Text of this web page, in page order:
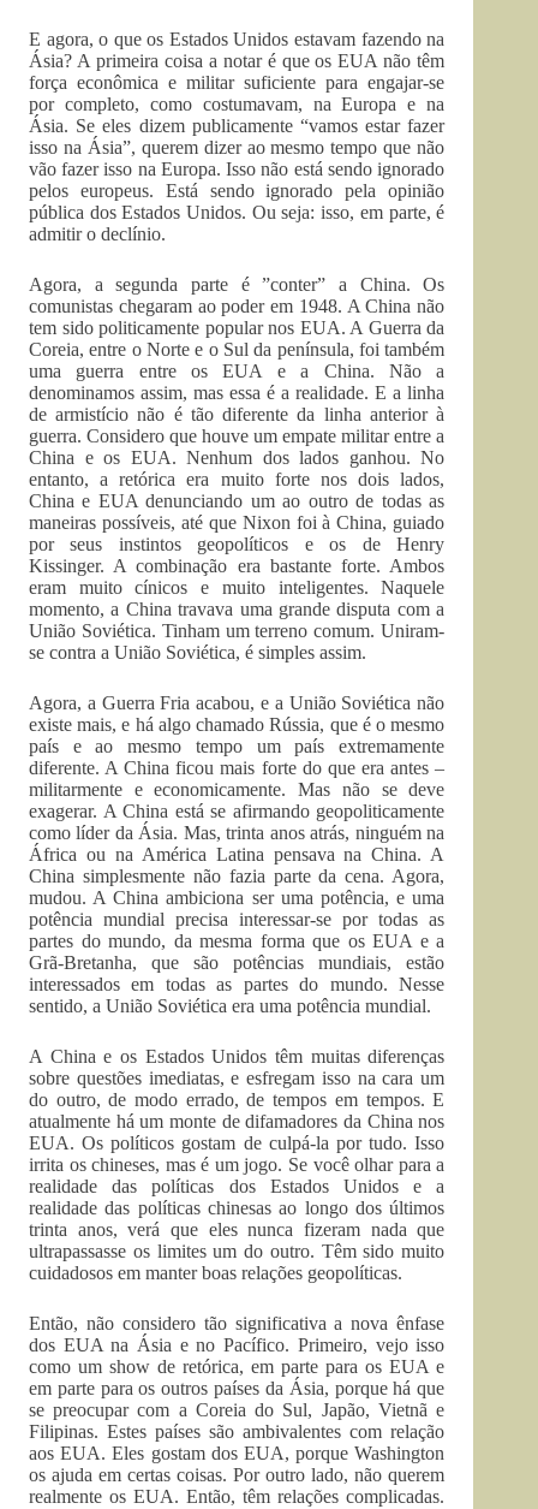
E agora, o que os Estados Unidos estavam fazendo na
Ásia? A primeira coisa a notar é que os EUA não têm
força econômica e militar suficiente para engajar-se
por completo, como costumavam, na Europa e na
Ásia. Se eles dizem publicamente “vamos estar fazer
isso na Ásia”, querem dizer ao mesmo tempo que não
vão fazer isso na Europa. Isso não está sendo ignorado
pelos europeus. Está sendo ignorado pela opinião
pública dos Estados Unidos. Ou seja: isso, em parte, é
admitir o declínio.
Agora, a segunda parte é ”conter” a China. Os
comunistas chegaram ao poder em 1948. A China não
tem sido politicamente popular nos EUA. A Guerra da
Coreia, entre o Norte e o Sul da península, foi também
uma guerra entre os EUA e a China. Não a
denominamos assim, mas essa é a realidade. E a linha
de armistício não é tão diferente da linha anterior à
guerra. Considero que houve um empate militar entre a
China e os EUA. Nenhum dos lados ganhou. No
entanto, a retórica era muito forte nos dois lados,
China e EUA denunciando um ao outro de todas as
maneiras possíveis, até que Nixon foi à China, guiado
por seus instintos geopolíticos e os de Henry
Kissinger. A combinação era bastante forte. Ambos
eram muito cínicos e muito inteligentes. Naquele
momento, a China travava uma grande disputa com a
União Soviética. Tinham um terreno comum. Uniram-
se contra a União Soviética, é simples assim.
Agora, a Guerra Fria acabou, e a União Soviética não
existe mais, e há algo chamado Rússia, que é o mesmo
país e ao mesmo tempo um país extremamente
diferente. A China ficou mais forte do que era antes –
militarmente e economicamente. Mas não se deve
exagerar. A China está se afirmando geopoliticamente
como líder da Ásia. Mas, trinta anos atrás, ninguém na
África ou na América Latina pensava na China. A
China simplesmente não fazia parte da cena. Agora,
mudou. A China ambiciona ser uma potência, e uma
potência mundial precisa interessar-se por todas as
partes do mundo, da mesma forma que os EUA e a
Grã-Bretanha, que são potências mundiais, estão
interessados em todas as partes do mundo. Nesse
sentido, a União Soviética era uma potência mundial.
A China e os Estados Unidos têm muitas diferenças
sobre questões imediatas, e esfregam isso na cara um
do outro, de modo errado, de tempos em tempos. E
atualmente há um monte de difamadores da China nos
EUA. Os políticos gostam de culpá-la por tudo. Isso
irrita os chineses, mas é um jogo. Se você olhar para a
realidade das políticas dos Estados Unidos e a
realidade das políticas chinesas ao longo dos últimos
trinta anos, verá que eles nunca fizeram nada que
ultrapassasse os limites um do outro. Têm sido muito
cuidadosos em manter boas relações geopolíticas.
Então, não considero tão significativa a nova ênfase
dos EUA na Ásia e no Pacífico. Primeiro, vejo isso
como um show de retórica, em parte para os EUA e
em parte para os outros países da Ásia, porque há que
se preocupar com a Coreia do Sul, Japão, Vietnã e
Filipinas. Estes países são ambivalentes com relação
aos EUA. Eles gostam dos EUA, porque Washington
os ajuda em certas coisas. Por outro lado, não querem
realmente os EUA. Então, têm relações complicadas.